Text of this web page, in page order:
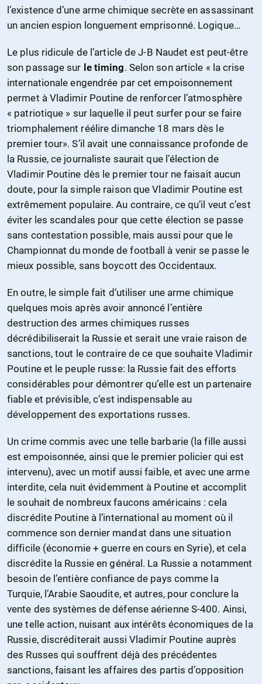
l’existence d’une arme chimique secrète en assassinant
un ancien espion longuement emprisonné. Logique…
Le plus ridicule de l’article de J-B Naudet est peut-être
son passage sur le timing. Selon son article « la crise
internationale engendrée par cet empoisonnement
permet à Vladimir Poutine de renforcer l’atmosphère
« patriotique » sur laquelle il peut surfer pour se faire
triomphalement réélire dimanche 18 mars dès le
premier tour». S’il avait une connaissance profonde de
la Russie, ce journaliste saurait que l’élection de
Vladimir Poutine dès le premier tour ne faisait aucun
doute, pour la simple raison que Vladimir Poutine est
extrêmement populaire. Au contraire, ce qu’il veut c’est
éviter les scandales pour que cette élection se passe
sans contestation possible, mais aussi pour que le
Championnat du monde de football à venir se passe le
mieux possible, sans boycott des Occidentaux.
En outre, le simple fait d’utiliser une arme chimique
quelques mois après avoir annoncé l’entière
destruction des armes chimiques russes
décrédibiliserait la Russie et serait une vraie raison de
sanctions, tout le contraire de ce que souhaite Vladimir
Poutine et le peuple russe: la Russie fait des efforts
considérables pour démontrer qu’elle est un partenaire
fiable et prévisible, c’est indispensable au
développement des exportations russes.
Un crime commis avec une telle barbarie (la fille aussi
est empoisonnée, ainsi que le premier policier qui est
intervenu), avec un motif aussi faible, et avec une arme
interdite, cela nuit évidemment à Poutine et accomplit
le souhait de nombreux faucons américains : cela
discrédite Poutine à l’international au moment où il
commence son dernier mandat dans une situation
difficile (économie + guerre en cours en Syrie), et cela
discrédite la Russie en général. La Russie a notamment
besoin de l’entière confiance de pays comme la
Turquie, l’Arabie Saoudite, et autres, pour conclure la
vente des systèmes de défense aérienne S-400. Ainsi,
une telle action, nuisant aux intérêts économiques de la
Russie, discréditerait aussi Vladimir Poutine auprès
des Russes qui souffrent déjà des précédentes
sanctions, faisant les affaires des partis d’opposition